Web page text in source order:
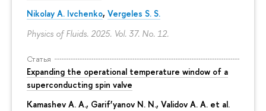
Nikolay A. Ivchenko, Vergeles S. S.
Physics of Fluids. 2025. Vol. 37. No. 12.
Статья
Expanding the operational temperature window of a
superconducting spin valve
Kamashev A. A., Garif’yanov N. N., Validov A. A. et al.